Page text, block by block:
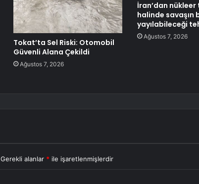
Tokat’ta Sel Riski: Otomobil
Güvenli Alana Çekildi
Ağustos 7, 2026
İran’dan nükleer
halinde savaşın
yayılabileceği
Ağustos 7, 2026
Gerekli alanlar * ile işaretlenmişlerdir